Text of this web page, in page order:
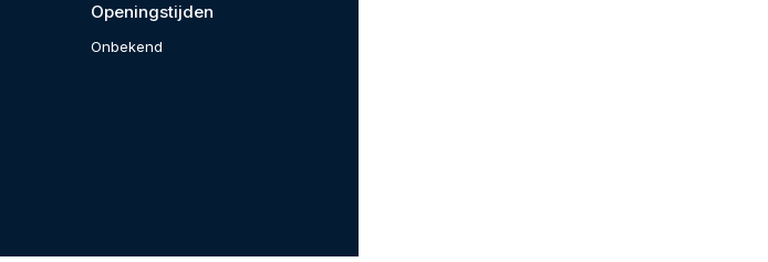
Openingstijden
Onbekend